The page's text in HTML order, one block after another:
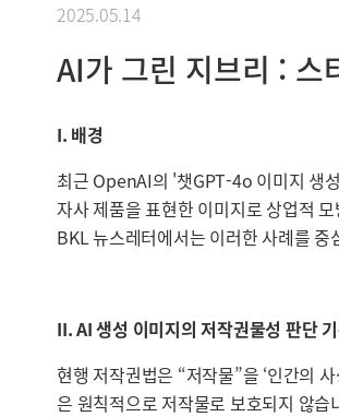
2025.05.14
AI가 그린 지브리 : 스
I. 배경
최근 OpenAI의 '챗GPT-4o 이미지 생
자사 제품을 표현한 이미지로 상업적
BKL 뉴스레터에서는 이러한 사례를
II. AI 생성 이미지의 저작권물성 판단
현행 저작권법은 “저작물”을 ‘인간의
은 원칙적으로 저작물로 보호되지 않습